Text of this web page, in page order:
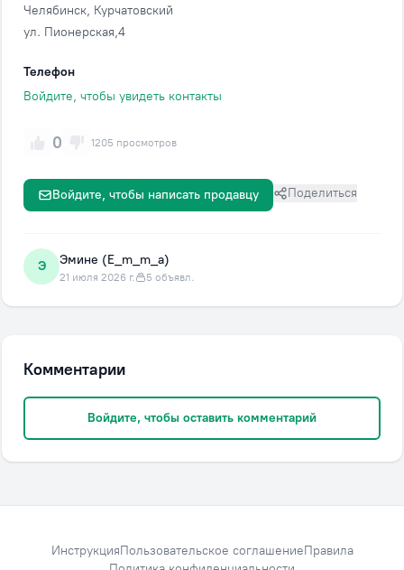
Челябинск, Курчатовский
ул. Пионерская,4
Телефон
Войдите, чтобы увидеть контакты
0 1205 просмотров
Поделиться
Войдите, чтобы написать продавцу
Э Эмине (E_m_m_a)
21 июля 2026 г. 5 объявл.
Комментарии
Войдите, чтобы оставить комментарий
ИнструкцияПользовательское соглашениеПравила